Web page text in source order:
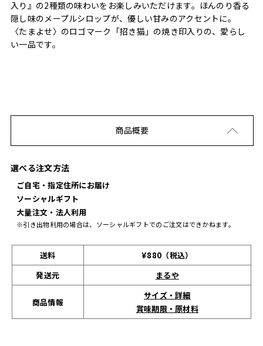
入り』の2種類の味わいをお楽しみいただけます。ほんのり香る
隠し味のメープルシロップが、優しい甘みのアクセントに。
〈たまよせ〉のロゴマーク「招き猫」の焼き印入りの、愛らし
い一品です。
商品概要
選べる注文方法
ご自宅・指定住所にお届け
ソーシャルギフト
大量注文・法人利用
※引き出物利用の場合は、ソーシャルギフトでのご注文はできかねます。
送料
¥880（税込）
発送元
まるや
商品情報
サイズ・詳細
賞味期限・原材料